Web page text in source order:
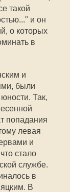
такой
и он
о которых
в
и
были
Так,
попадания
левая
и
стало
службе.
в
В